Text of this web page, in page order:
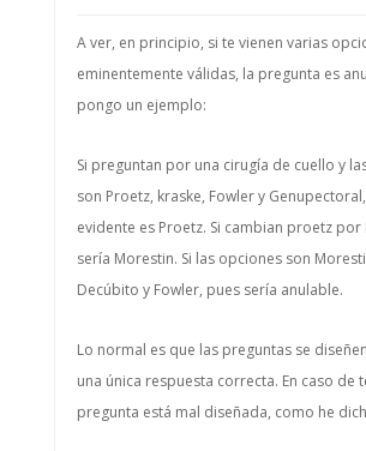
A ver, en principio, si te vienen varias
eminentemente válidas, la pregunta es
pongo un ejemplo:
Si preguntan por una cirugía de cuello y
son Proetz, kraske, Fowler y
evidente es Proetz. Si cambian proetz por
sería Morestin. Si las opciones son
Decúbito y Fowler, pues sería anulable.
Lo normal es que las preguntas se
una única respuesta correcta. En caso de
pregunta está mal diseñada, como he